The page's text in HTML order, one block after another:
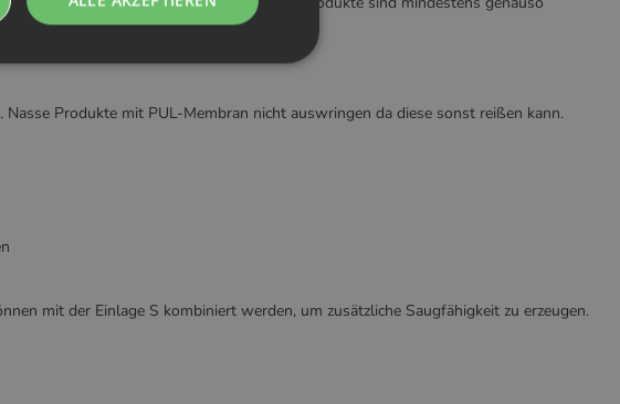
Details versehen.
Produkte mit PUL-Membran nicht auswringen da diese sonst reißen kann.
mit der Einlage S kombiniert werden, um zusätzliche Saugfähigkeit zu erzeugen.